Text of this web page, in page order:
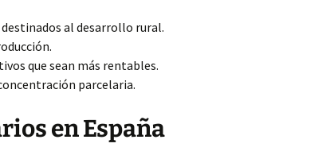
al desarrollo rural.
que sean más rentables.
parcelaria.
en España